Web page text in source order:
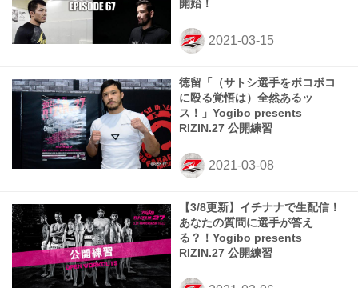
開始！
徳留「（サトシ選手をボコボコ
に殴る覚悟は）全然あるッ
ス！」Yogibo presents
RIZIN.27 公開練習
【3/8更新】イチナナで生配信！
あなたの質問に選手が答え
る？！Yogibo presents
RIZIN.27 公開練習